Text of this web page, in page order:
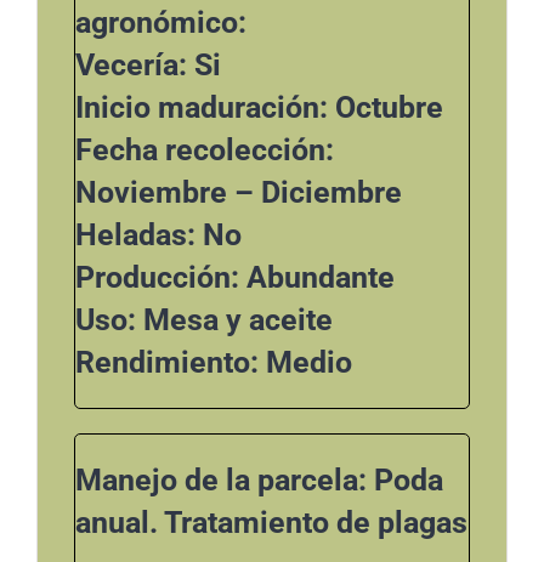
agronómico:
Vecería: Si
Inicio maduración: Octubre
Fecha recolección:
Noviembre – Diciembre
Heladas: No
Producción: Abundante
Uso: Mesa y aceite
Rendimiento: Medio
Manejo de la parcela: Poda
anual. Tratamiento de plagas